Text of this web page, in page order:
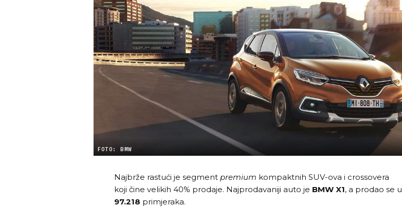
FOTO: BMW
Najbrže rastući je segment premium kompaktnih SUV-ova i crossovera
koji čine velikih 40% prodaje. Najprodavaniji auto je BMW X1, a prodao se u
97.218 primjeraka.